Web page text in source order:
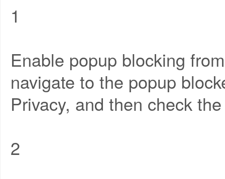
1
Enable popup blocking
navigate to the popup
Privacy, and then check
2